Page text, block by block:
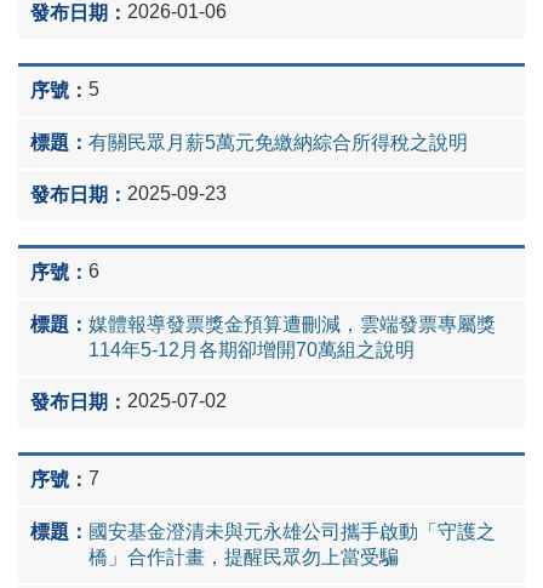
2026-01-06
5
有關民眾月薪5萬元免繳納綜合所得稅之說明
2025-09-23
6
媒體報導發票獎金預算遭刪減，雲端發票專屬獎
114年5-12月各期卻增開70萬組之說明
2025-07-02
7
國安基金澄清未與元永雄公司攜手啟動「守護之
橋」合作計畫，提醒民眾勿上當受騙